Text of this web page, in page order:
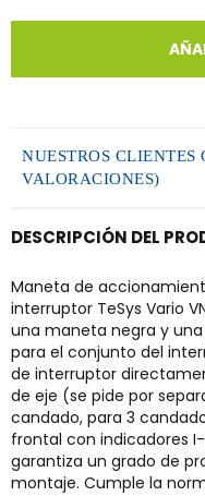
NUESTROS CLIENTES
VALORACIONES)
DESCRIPCIÓN DEL
Maneta de
interruptor TeSys Vario
una maneta negra y
para el conjunto del
de interruptor
de eje (se pide por
candado, para 3
frontal con indicadores
garantiza un grado de
montaje. Cumple la